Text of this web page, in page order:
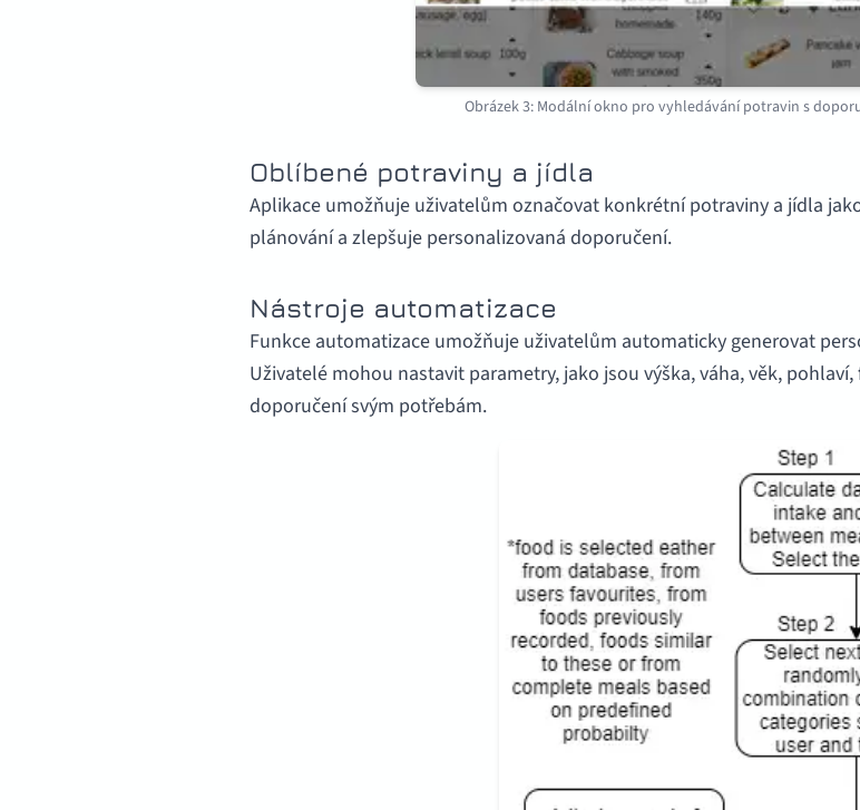
Obrázek 3: Modální okno pro vyhledávání potravin s
Oblíbené potraviny a jídla
Aplikace umožňuje uživatelům označovat konkrétní potraviny a jídla
plánování a zlepšuje personalizovaná doporučení.
Nástroje automatizace
Funkce automatizace umožňuje uživatelům automaticky generovat
Uživatelé mohou nastavit parametry, jako jsou výška, váha, věk,
doporučení svým potřebám.